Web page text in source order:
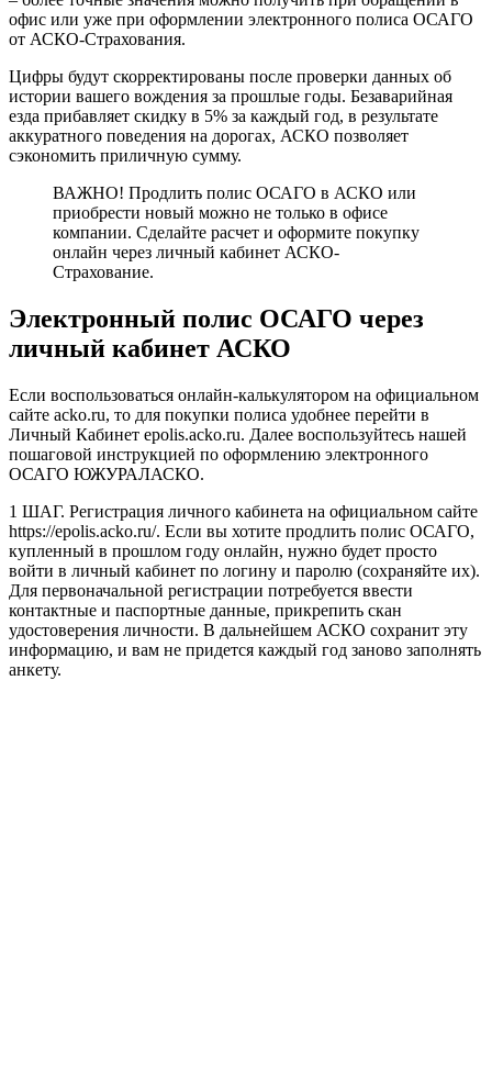
офис или уже при оформлении электронного полиса ОСАГО
от АСКО-Страхования.
Цифры будут скорректированы после проверки данных об
истории вашего вождения за прошлые годы. Безаварийная
езда прибавляет скидку в 5% за каждый год, в результате
аккуратного поведения на дорогах, АСКО позволяет
сэкономить приличную сумму.
ВАЖНО! Продлить полис ОСАГО в АСКО или
приобрести новый можно не только в офисе
компании. Сделайте расчет и оформите покупку
онлайн через личный кабинет АСКО-
Страхование.
Электронный полис ОСАГО через
личный кабинет АСКО
Если воспользоваться онлайн-калькулятором на официальном
сайте acko.ru, то для покупки полиса удобнее перейти в
Личный Кабинет epolis.acko.ru. Далее воспользуйтесь нашей
пошаговой инструкцией по оформлению электронного
ОСАГО ЮЖУРАЛАСКО.
1 ШАГ. Регистрация личного кабинета на официальном сайте
https://epolis.acko.ru/. Если вы хотите продлить полис ОСАГО,
купленный в прошлом году онлайн, нужно будет просто
войти в личный кабинет по логину и паролю (сохраняйте их).
Для первоначальной регистрации потребуется ввести
контактные и паспортные данные, прикрепить скан
удостоверения личности. В дальнейшем АСКО сохранит эту
информацию, и вам не придется каждый год заново заполнять
анкету.